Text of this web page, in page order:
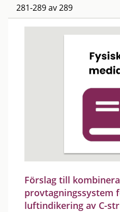
281-289 av 289
Förslag till
provtagningssystem
luftindikering av C-